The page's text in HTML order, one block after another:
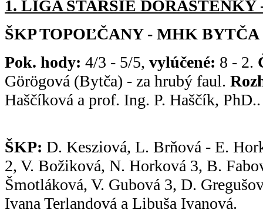
1. LIGA STARŠIE DORASTENKY
ŠKP TOPOĽČANY - MHK
Pok. hody: 4/3 - 5/5, vylúčené: 8 - 2.
Görögová (Bytča) - za hrubý faul.
Haščíková a prof. Ing. P. Haščík, PhD..
ŠKP: D. Kesziová, L. Brňová - E.
2, V. Božiková, N. Horková 3, B.
Šmotláková, V. Gubová 3, D.
Ivana Terlandová a Libuša Ivanová.